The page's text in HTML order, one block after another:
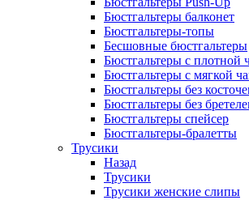
Бюстгальтеры балконет
Бюстгальтеры-топы
Бесшовные бюстгальтеры
Бюстгальтеры с плотной
Бюстгальтеры с мягкой
Бюстгальтеры без
Бюстгальтеры без
Бюстгальтеры спейсер
Бюстгальтеры-бралетты
Трусики
Назад
Трусики
Трусики женские слипы